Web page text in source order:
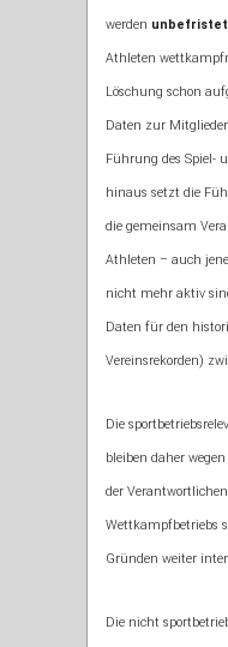
werden unbefristet
Athleten
Löschung schon
Daten zur
Führung des Spiel-
hinaus setzt die
die gemeinsam
Athleten – auch
nicht mehr aktiv
Daten für den
Vereinsrekorden)
Die
bleiben daher
der
Wettkampfbetriebs
Gründen weiter
Die nicht